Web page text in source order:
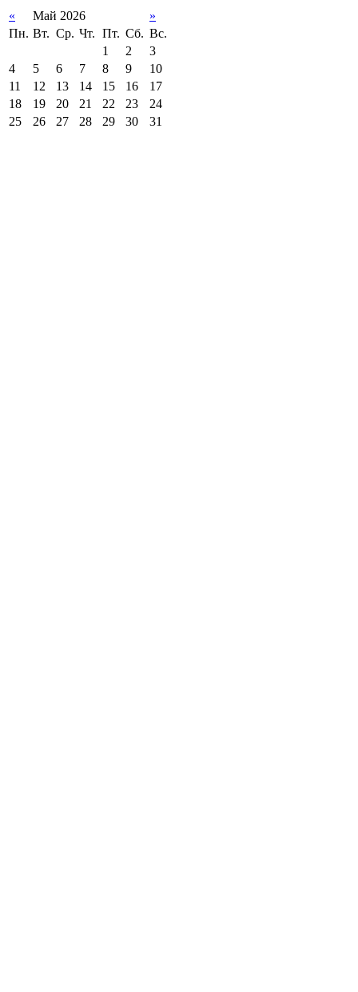
« Май 2026
»
Пн. Вт. Ср. Чт. Пт. Сб. Вс.
1
2
3
4
5 6 7 8 9
10
11
12 13 14 15 16
17
18
19 20 21 22 23
24
25
26 27 28 29 30 31